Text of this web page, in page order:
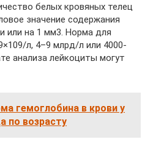
белых кровяных телец
значение содержания
или на 1 мм3. Норма для
л, 4–9 млрд/л или 4000-
анализа лейкоциты могут
гемоглобина в крови у
по возрасту